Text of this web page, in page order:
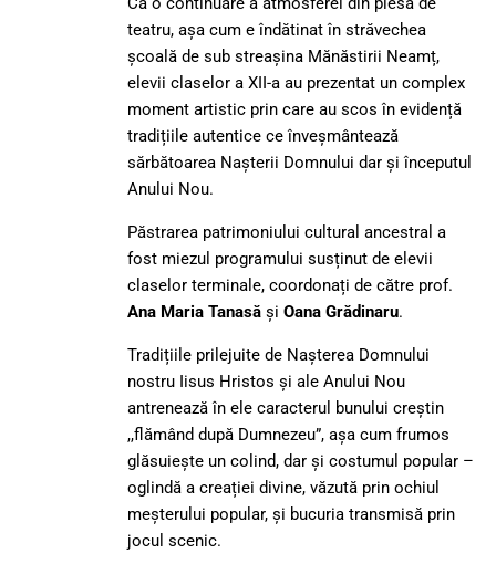
teatru, așa cum e îndătinat în străvechea
școală de sub streașina Mănăstirii Neamț,
elevii claselor a XII-a au prezentat un complex
moment artistic prin care au scos în evidență
tradițiile autentice ce înveșmântează
sărbătoarea Nașterii Domnului dar și începutul
Anului Nou.
Păstrarea patrimoniului cultural ancestral a
fost miezul programului susținut de elevii
claselor terminale, coordonați de către prof.
Ana Maria Tanasă și Oana Grădinaru.
Tradițiile prilejuite de Nașterea Domnului
nostru Iisus Hristos și ale Anului Nou
antrenează în ele caracterul bunului creștin
,,flămând după Dumnezeu”, așa cum frumos
glăsuiește un colind, dar și costumul popular –
oglindă a creației divine, văzută prin ochiul
meșterului popular, și bucuria transmisă prin
jocul scenic.